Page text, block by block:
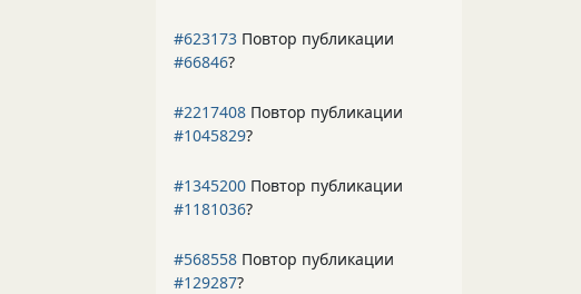
#623173 Повтор публикации
#66846?
#2217408 Повтор публикации
#1045829?
#1345200 Повтор публикации
#1181036?
#568558 Повтор публикации
#129287?